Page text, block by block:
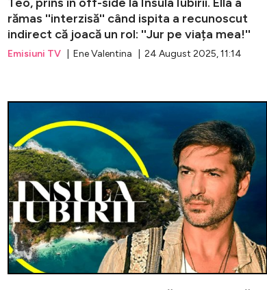
rămas ''interzisă'' când ispita a recunoscut
indirect că joacă un rol: ''Jur pe viața mea!''
Emisiuni TV | Ene Valentina | 24 August 2025, 11:14